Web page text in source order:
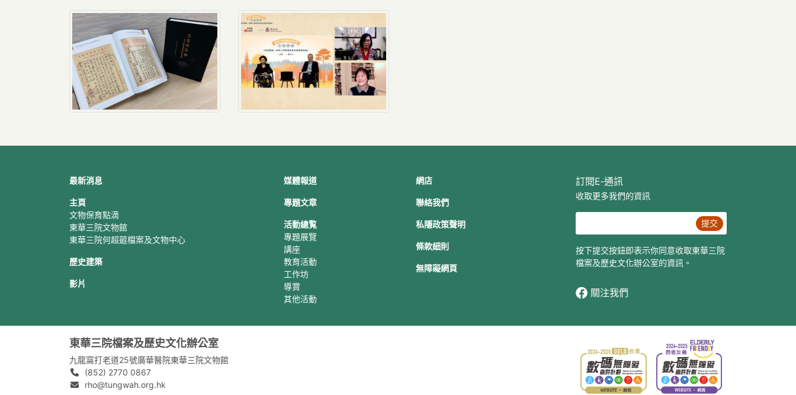
最新消息
主頁
文物保育點滴
東華三院文物館
東華三院何超蕸檔案及文物中心
歷史建築
影片
媒體報道
專題文章
活動總覧
專題展覽
講座
教育活動
工作坊
導賞
其他活動
網店
聯絡我們
私隱政策聲明
條款細則
無障礙網頁
訂閱E‐通訊
收取更多我們的資訊
提交
按下提交按鈕即表示你同意收取東華三院
檔案及歷史文化辦公室的資訊。
關注我們
東華三院檔案及歷史文化辦公室
九龍窩打老道25號廣華醫院東華三院文物館
(852) 2770 0867
rho@tungwah.org.hk